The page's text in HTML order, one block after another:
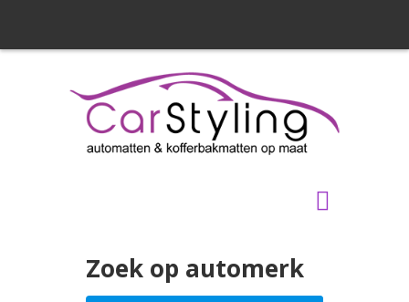
Zoek op automerk